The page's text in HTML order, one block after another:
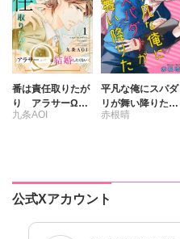
番は責任取りたが
り アラサーΩは
結婚したくない
九条AOI
平凡な俺にスパダ
リが舞い降りた
【豪華版】
赤根晴
公式Xアカウント